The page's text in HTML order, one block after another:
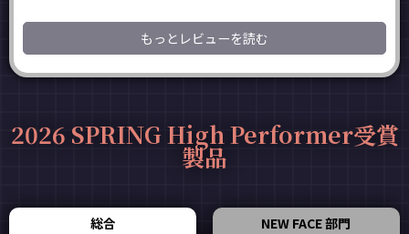
もっとレビューを読む
2026 SPRING High Performer受賞
製品
総合 NEW FACE 部門